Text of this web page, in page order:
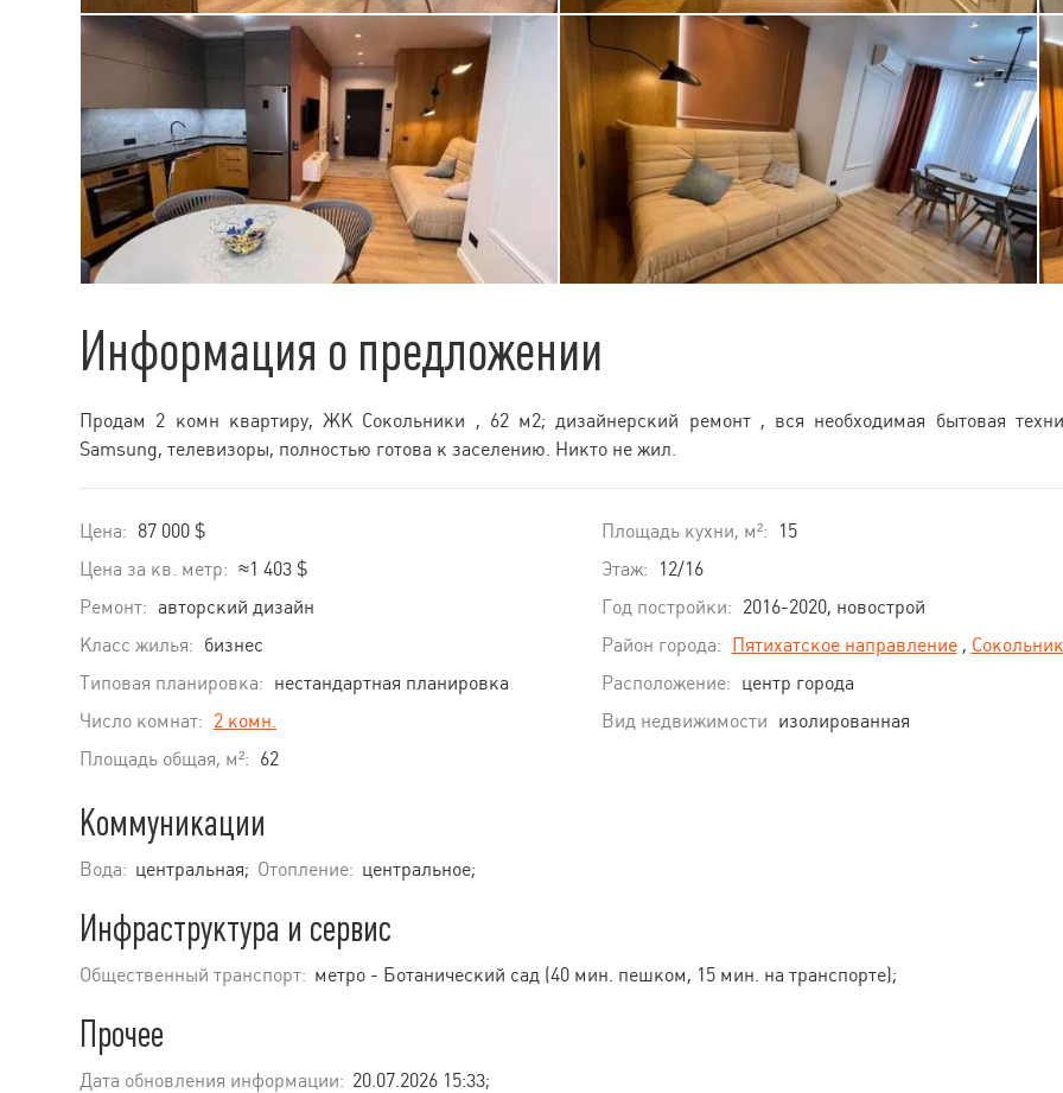
Информация о предложении
Продам 2 комн квартиру, ЖК Сокольники , 62 м2; дизайнерский ремонт , вся необходимая бытовая
Samsung, телевизоры, полностью готова к заселению. Никто не жил.
Цена: 87 000 $
Цена за кв. метр: ≈1 403 $
Ремонт: авторский дизайн
Класс жилья: бизнес
Типовая планировка: нестандартная планировка
Число комнат: 2 комн.
Площадь общая, м²: 62
Площадь кухни, м²:
15
Этаж:
12/16
Год постройки: 2016-2020, новострой
Район города: Пятихатское направление,
Расположение: центр города
Вид недвижимости изолированная
Коммуникации
Вода: центральная; Отопление: центральное;
Инфраструктура и сервис
Общественный транспорт: метро - Ботанический сад (40 мин. пешком, 15 мин. на транспорте);
Прочее
Дата обновления информации: 20.07.2026 15:33;